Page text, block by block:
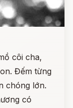
côi cha,
Đếm từng
chóng lớn.
có